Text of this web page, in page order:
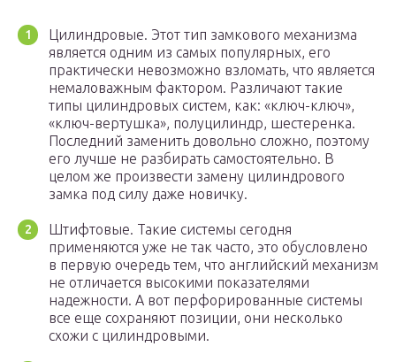
Цилиндровые. Этот тип замкового механизма
является одним из самых популярных, его
практически невозможно взломать, что является
немаловажным фактором. Различают такие
типы цилиндровых систем, как: «ключ-ключ»,
«ключ-вертушка», полуцилиндр, шестеренка.
Последний заменить довольно сложно, поэтому
его лучше не разбирать самостоятельно. В
целом же произвести замену цилиндрового
замка под силу даже новичку.
Штифтовые. Такие системы сегодня
применяются уже не так часто, это обусловлено
в первую очередь тем, что английский механизм
не отличается высокими показателями
надежности. А вот перфорированные системы
все еще сохраняют позиции, они несколько
схожи с цилиндровыми.